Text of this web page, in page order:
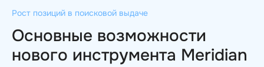
Рост позиций в поисковой выдаче
Основные возможности
нового инструмента Meridian